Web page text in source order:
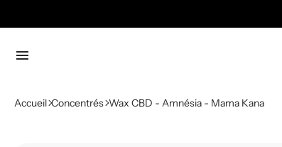
menu
Accueil Concentrés Wax CBD - Amnésia - Mama Kana